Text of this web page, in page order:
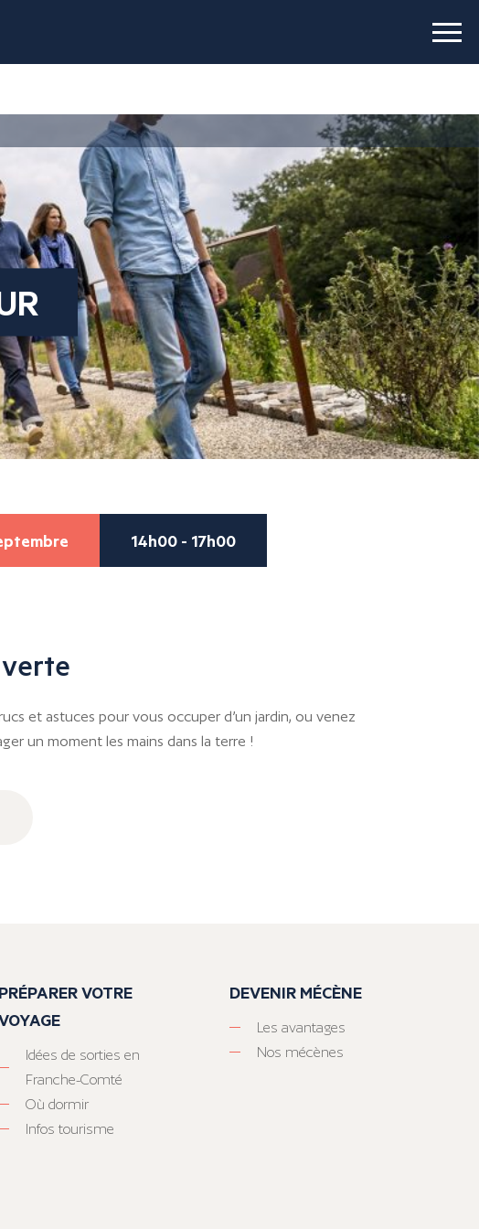
14h00 - 17h00
et astuces pour vous occuper d’un jardin, ou venez
un moment les mains dans la terre !
PRÉPARER VOTRE
Idées de sorties en
Franche-Comté
Où dormir
Infos tourisme
DEVENIR MÉCÈNE
Les avantages
Nos mécènes